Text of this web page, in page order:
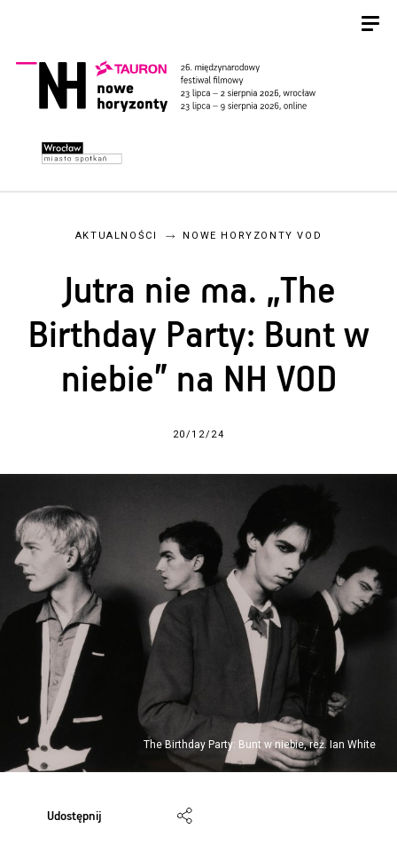
AKTUALNOŚCI NOWE HORYZONTY VOD
Jutra nie ma. „The
Birthday Party: Bunt w
niebie” na NH VOD
20/12/24
The Birthday Party: Bunt w niebie, reż. Ian White
Udostępnij